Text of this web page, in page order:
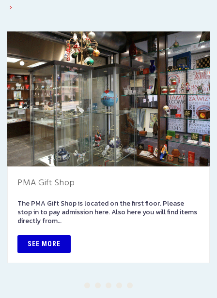
PMA Gift Shop
The PMA Gift Shop is located on the first floor. Please
stop in to pay admission here. Also here you will find items
directly from…
SEE MORE